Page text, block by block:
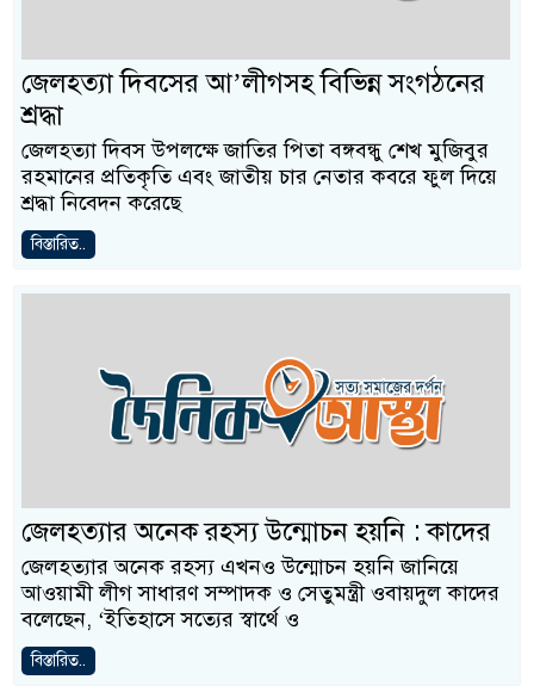
জেলহত্যা দিবসের আ’লীগসহ বিভিন্ন সংগঠনের
শ্রদ্ধা
জেলহত্যা দিবস উপলক্ষে জাতির পিতা বঙ্গবন্ধু শেখ মুজিবুর
রহমানের প্রতিকৃতি এবং জাতীয় চার নেতার কবরে ফুল দিয়ে
শ্রদ্ধা নিবেদন করেছে
বিস্তারিত..
জেলহত্যার ‌অনেক রহস্য উন্মোচন হয়নি : কাদের
জেলহত্যার অনেক রহস্য এখনও উন্মোচন হয়নি জানিয়ে
আওয়ামী লীগ সাধারণ সম্পাদক ও সেতুমন্ত্রী ওবায়দুল কাদের
বলেছেন, ‘ইতিহাসে সত্যের স্বার্থে ও
বিস্তারিত..